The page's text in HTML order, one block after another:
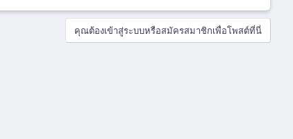
คุณต้องเข้าสู่ระบบหรือสมัครสมาชิกเพื่อโพสต์ที่นี่